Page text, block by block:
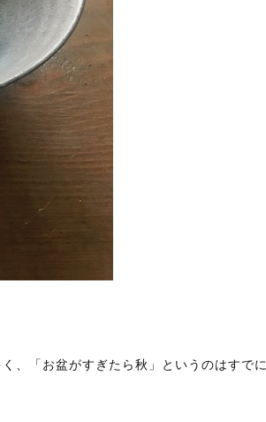
、「お盆がすぎたら秋」というのはすでに